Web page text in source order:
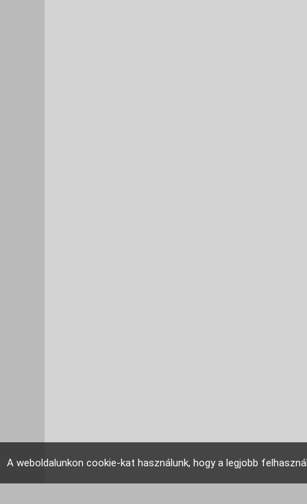
A weboldalunkon cookie-kat használunk, hogy a legjobb